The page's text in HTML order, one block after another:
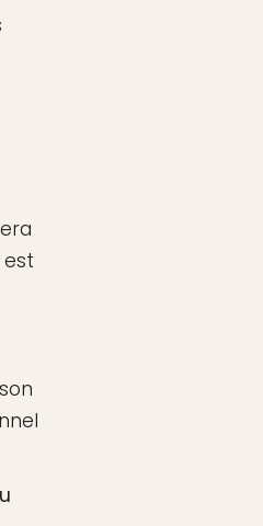
est